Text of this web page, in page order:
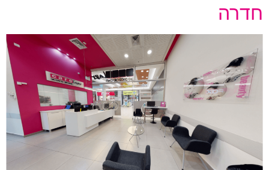
חדרה